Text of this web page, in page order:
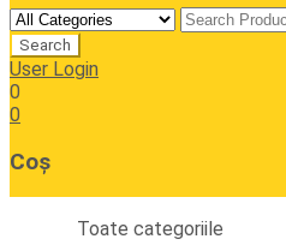
User Login
0
0
Coș
Toate categoriile